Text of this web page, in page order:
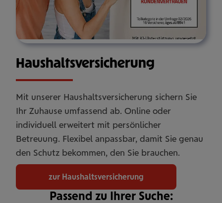
Haus­halts­ver­si­che­rung
Mit unserer Haushaltsversicherung sichern Sie
Ihr Zuhause umfassend ab. Online oder
individuell erweitert mit persönlicher
Betreuung. Flexibel anpassbar, damit Sie genau
den Schutz bekommen, den Sie brauchen.
zur Haushaltsversicherung
Passend zu Ihrer Suche: